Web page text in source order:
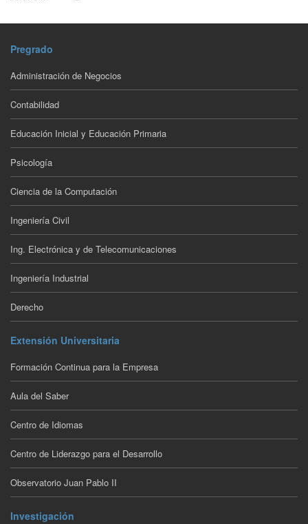
Pregrado
Administración de Negocios
Contabilidad
Educación Inicial y Educación Primaria
Psicología
Ciencia de la Computación
Ingeniería Civil
Ing. Electrónica y de Telecomunicaciones
Ingeniería Industrial
Derecho
Extensión Universitaria
Formación Continua para la Empresa
Aula del Saber
Centro de Idiomas
Centro de Liderazgo para el Desarrollo
Observatorio Juan Pablo II
Investigación